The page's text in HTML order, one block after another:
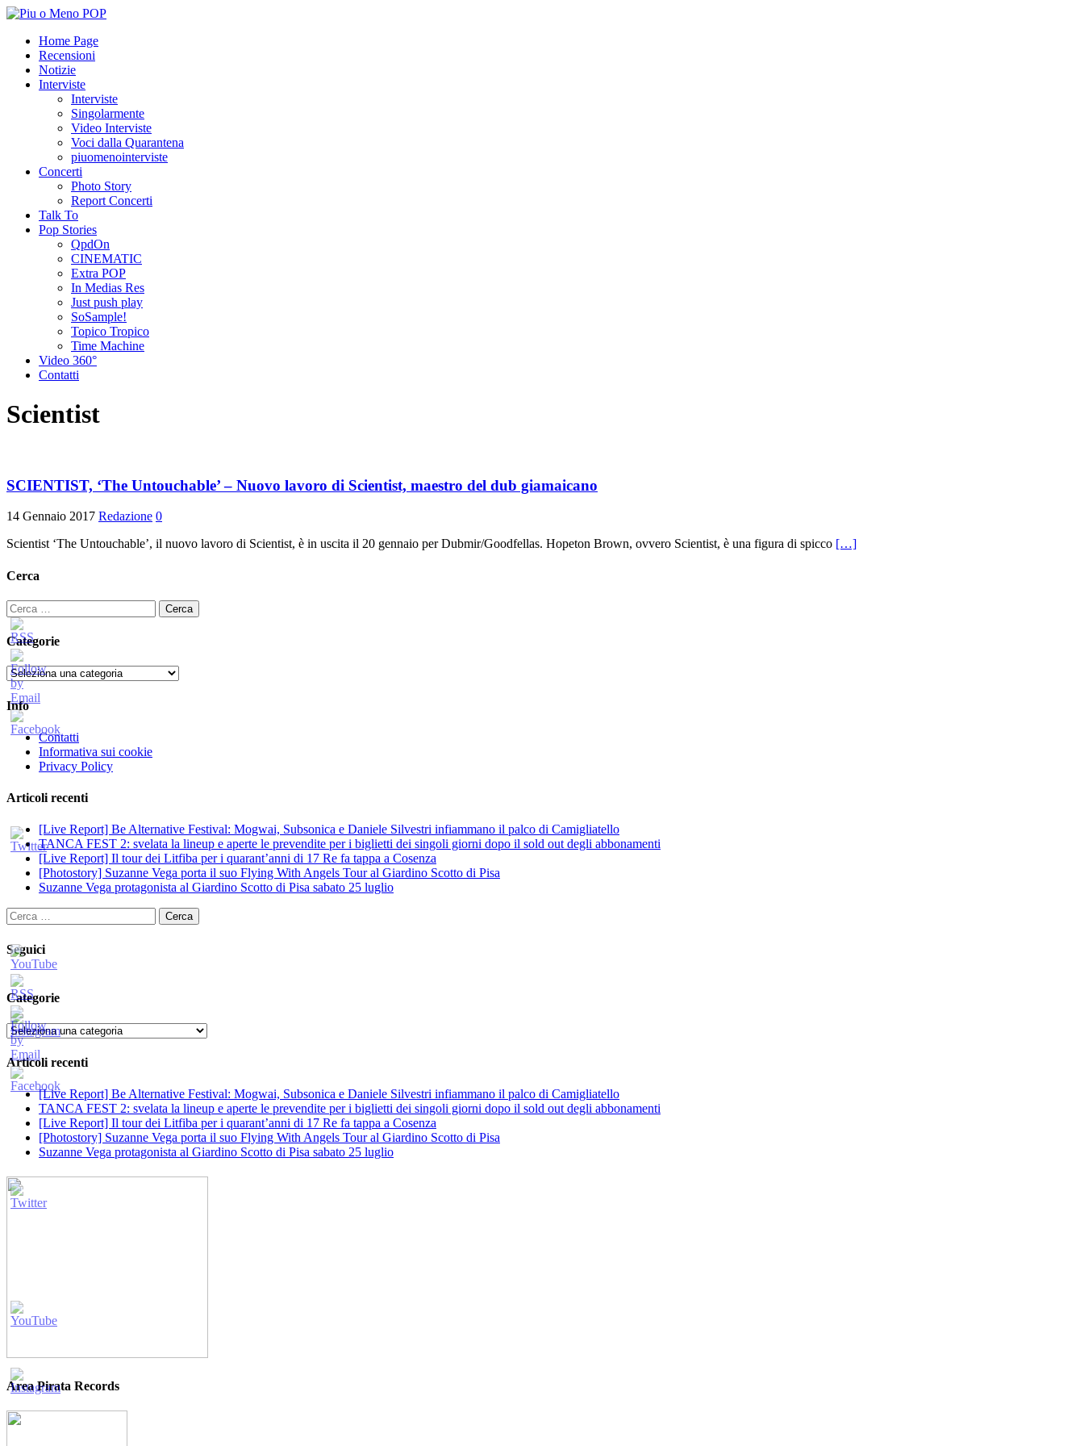
Home Page
Recensioni
Notizie
Interviste
Interviste
Singolarmente
Video Interviste
Voci dalla Quarantena
piuomenointerviste
Concerti
Photo Story
Report Concerti
Talk To
Pop Stories
QpdOn
CINEMATIC
Extra POP
In Medias Res
Just push play
SoSample!
Topico Tropico
Time Machine
Video 360°
Contatti
Scientist
SCIENTIST, ‘The Untouchable’ – Nuovo lavoro di Scientist, maestro del dub giamaicano
14 Gennaio 2017 Redazione 0
Scientist ‘The Untouchable’, il nuovo lavoro di Scientist, è in uscita il 20 gennaio per Dubmir/Goodfellas. Hopeton Brown, ovvero Scientist, è una figura di spicco […]
Cerca
Ricerca
per:
Categorie
Categorie
Info
Contatti
Informativa sui cookie
Privacy Policy
Articoli recenti
[Live Report] Be Alternative Festival: Mogwai, Subsonica e Daniele Silvestri infiammano il palco di Camigliatello
TANCA FEST 2: svelata la lineup e aperte le prevendite per i biglietti dei singoli giorni dopo il sold out degli abbonamenti
[Live Report] Il tour dei Litfiba per i quarant’anni di 17 Re fa tappa a Cosenza
[Photostory] Suzanne Vega porta il suo Flying With Angels Tour al Giardino Scotto di Pisa
Suzanne Vega protagonista al Giardino Scotto di Pisa sabato 25 luglio
Ricerca
per:
Seguici
Categorie
Categorie
Articoli recenti
[Live Report] Be Alternative Festival: Mogwai, Subsonica e Daniele Silvestri infiammano il palco di Camigliatello
TANCA FEST 2: svelata la lineup e aperte le prevendite per i biglietti dei singoli giorni dopo il sold out degli abbonamenti
[Live Report] Il tour dei Litfiba per i quarant’anni di 17 Re fa tappa a Cosenza
[Photostory] Suzanne Vega porta il suo Flying With Angels Tour al Giardino Scotto di Pisa
Suzanne Vega protagonista al Giardino Scotto di Pisa sabato 25 luglio
Area Pirata Records